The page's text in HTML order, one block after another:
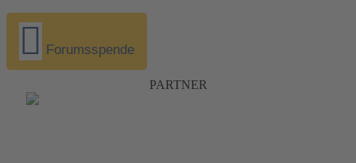
Forumsspende
PARTNER